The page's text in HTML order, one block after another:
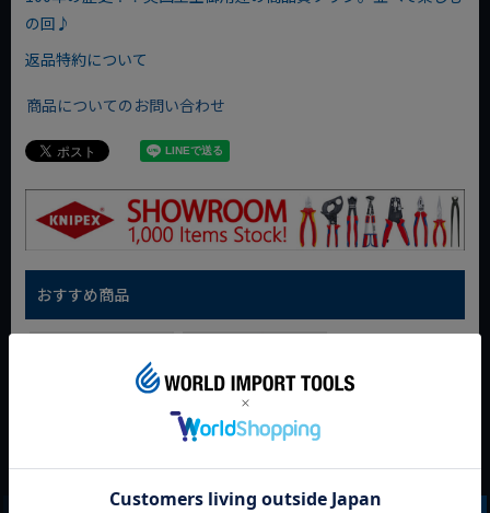
の回♪
返品特約について
商品についてのお問い合わせ
おすすめ商品
hillbrush ベーカリ
hillbrush ロングハ
hillbrush ユーティ